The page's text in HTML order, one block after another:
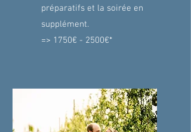
préparatifs et la soirée en
supplément.
=> 1750€ - 2500€*